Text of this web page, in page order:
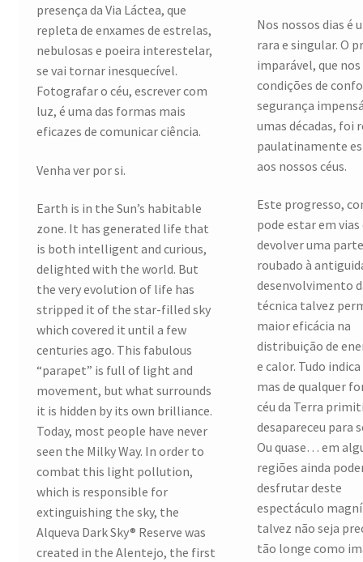
presença da Via Láctea, que
repleta de enxames de estrelas,
nebulosas e poeira interestelar,
se vai tornar inesquecível.
Fotografar o céu, escrever com
luz, é uma das formas mais
eficazes de comunicar ciência.
Venha ver por si.
Earth is in the Sun’s habitable
zone. It has generated life that
is both intelligent and curious,
delighted with the world. But
the very evolution of life has
stripped it of the star-filled sky
which covered it until a few
centuries ago. This fabulous
“parapet” is full of light and
movement, but what surrounds
it is hidden by its own brilliance.
Today, most people have never
seen the Milky Way. In order to
combat this light pollution,
which is responsible for
extinguishing the sky, the
Alqueva Dark Sky® Reserve was
created in the Alentejo, the first
Nos nossos dias é
rara e singular. O
imparável, que
condições de
segurança
umas décadas, foi
paulatinamente
aos nossos céus.
Este progresso,
pode estar em vias
devolver uma
roubado à
desenvolvimento
técnica talvez
maior eficácia na
distribuição de
e calor. Tudo
mas de qualquer
céu da Terra
desapareceu para
Ou quase… em
regiões ainda
desfrutar deste
espectáculo
talvez não seja
tão longe como